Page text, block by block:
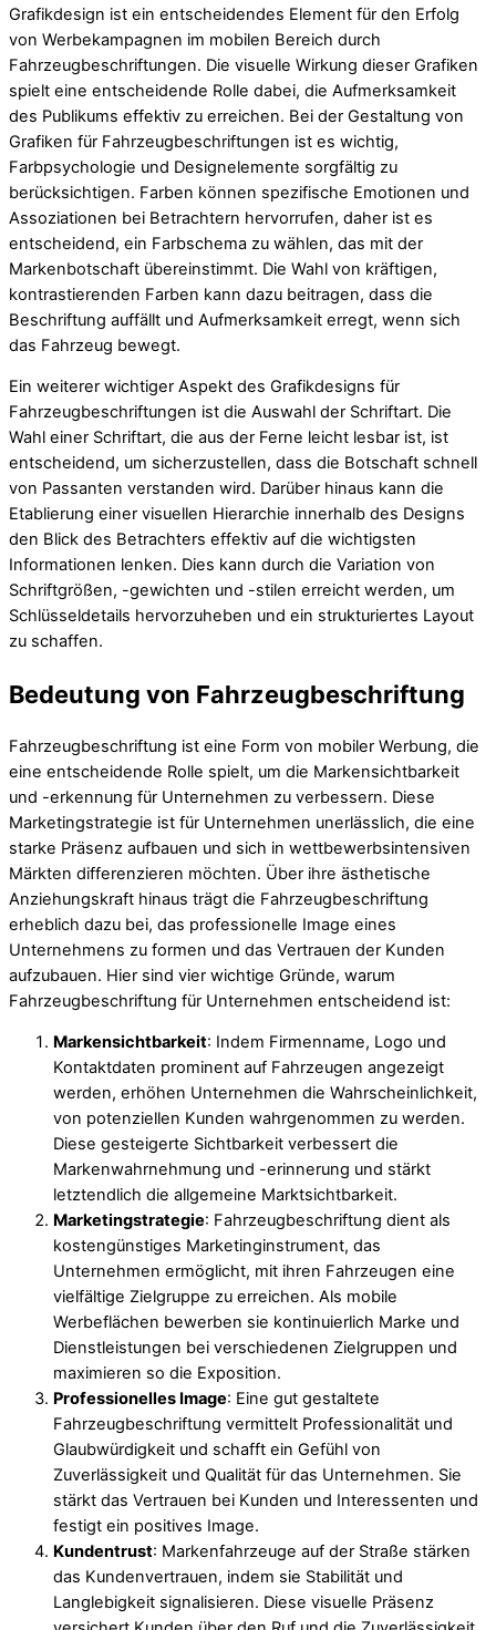
Grafikdesign ist ein entscheidendes Element für den Erfolg
von Werbekampagnen im mobilen Bereich durch
Fahrzeugbeschriftungen. Die visuelle Wirkung dieser Grafiken
spielt eine entscheidende Rolle dabei, die Aufmerksamkeit
des Publikums effektiv zu erreichen. Bei der Gestaltung von
Grafiken für Fahrzeugbeschriftungen ist es wichtig,
Farbpsychologie und Designelemente sorgfältig zu
berücksichtigen. Farben können spezifische Emotionen und
Assoziationen bei Betrachtern hervorrufen, daher ist es
entscheidend, ein Farbschema zu wählen, das mit der
Markenbotschaft übereinstimmt. Die Wahl von kräftigen,
kontrastierenden Farben kann dazu beitragen, dass die
Beschriftung auffällt und Aufmerksamkeit erregt, wenn sich
das Fahrzeug bewegt.
Ein weiterer wichtiger Aspekt des Grafikdesigns für
Fahrzeugbeschriftungen ist die Auswahl der Schriftart. Die
Wahl einer Schriftart, die aus der Ferne leicht lesbar ist, ist
entscheidend, um sicherzustellen, dass die Botschaft schnell
von Passanten verstanden wird. Darüber hinaus kann die
Etablierung einer visuellen Hierarchie innerhalb des Designs
den Blick des Betrachters effektiv auf die wichtigsten
Informationen lenken. Dies kann durch die Variation von
Schriftgrößen, -gewichten und -stilen erreicht werden, um
Schlüsseldetails hervorzuheben und ein strukturiertes Layout
zu schaffen.
Bedeutung von Fahrzeugbeschriftung
Fahrzeugbeschriftung ist eine Form von mobiler Werbung, die
eine entscheidende Rolle spielt, um die Markensichtbarkeit
und -erkennung für Unternehmen zu verbessern. Diese
Marketingstrategie ist für Unternehmen unerlässlich, die eine
starke Präsenz aufbauen und sich in wettbewerbsintensiven
Märkten differenzieren möchten. Über ihre ästhetische
Anziehungskraft hinaus trägt die Fahrzeugbeschriftung
erheblich dazu bei, das professionelle Image eines
Unternehmens zu formen und das Vertrauen der Kunden
aufzubauen. Hier sind vier wichtige Gründe, warum
Fahrzeugbeschriftung für Unternehmen entscheidend ist:
Markensichtbarkeit: Indem Firmenname, Logo und
Kontaktdaten prominent auf Fahrzeugen angezeigt
werden, erhöhen Unternehmen die Wahrscheinlichkeit,
von potenziellen Kunden wahrgenommen zu werden.
Diese gesteigerte Sichtbarkeit verbessert die
Markenwahrnehmung und -erinnerung und stärkt
letztendlich die allgemeine Marktsichtbarkeit.
Marketingstrategie: Fahrzeugbeschriftung dient als
kostengünstiges Marketinginstrument, das
Unternehmen ermöglicht, mit ihren Fahrzeugen eine
vielfältige Zielgruppe zu erreichen. Als mobile
Werbeflächen bewerben sie kontinuierlich Marke und
Dienstleistungen bei verschiedenen Zielgruppen und
maximieren so die Exposition.
Professionelles Image: Eine gut gestaltete
Fahrzeugbeschriftung vermittelt Professionalität und
Glaubwürdigkeit und schafft ein Gefühl von
Zuverlässigkeit und Qualität für das Unternehmen. Sie
stärkt das Vertrauen bei Kunden und Interessenten und
festigt ein positives Image.
Kundentrust: Markenfahrzeuge auf der Straße stärken
das Kundenvertrauen, indem sie Stabilität und
Langlebigkeit signalisieren. Diese visuelle Präsenz